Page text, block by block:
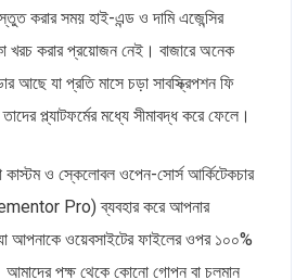
করার সময় হাই-এন্ড ও দামি এজেন্সির
খরচ করার প্রয়োজন নেই। বাজারে অনেক
আছে যা প্রতি মাসে চড়া সাবস্ক্রিপশন ফি
প্ল্যাটফর্মের মধ্যে সীমাবদ্ধ করে ফেলে।
ও স্কেলোবল ওপেন-সোর্স আর্কিটেকচার
Pro) ব্যবহার করে আপনার
আপনাকে ওয়েবসাইটের ফাইলের ওপর ১০০%
আমাদের পক্ষ থেকে কোনো গোপন বা চলমান